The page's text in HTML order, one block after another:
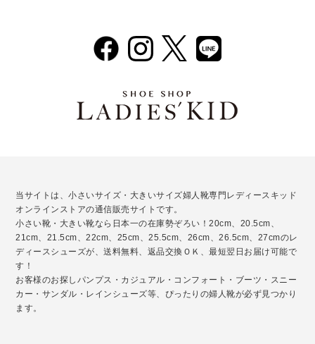
当サイトは、小さいサイズ・大きいサイズ婦人靴専門レディースキッド
オンラインストアの通信販売サイトです。
小さい靴・大きい靴なら日本一の在庫勢ぞろい！20cm、20.5cm、
21cm、21.5cm、22cm、25cm、25.5cm、26cm、26.5cm、27cmのレ
ディースシューズが、送料無料、返品交換ＯＫ、最短翌日お届け可能で
す！
お客様のお探しパンプス・カジュアル・コンフォート・ブーツ・スニー
カー・サンダル・レインシューズ等、ぴったりの婦人靴が必ず見つかり
ます。